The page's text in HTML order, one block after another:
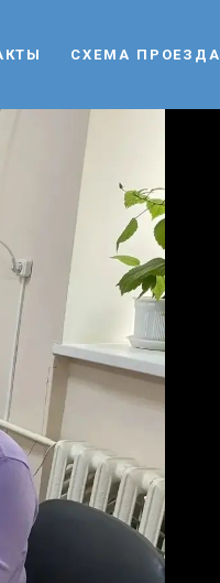
СХЕМА ПРОЕЗДА